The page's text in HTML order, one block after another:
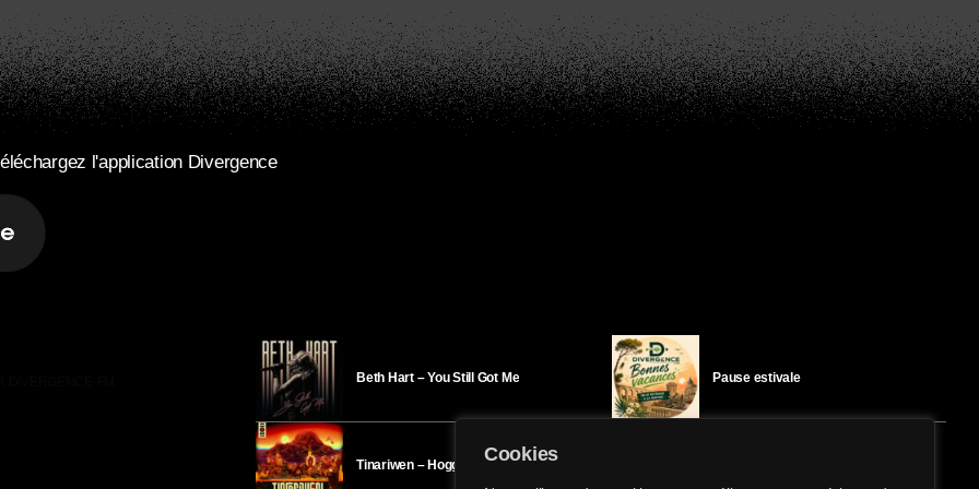
Cookies
l'application Divergence
Beth Hart – You Still Got Me
Tinariwen – Hoggar
Pause estivale